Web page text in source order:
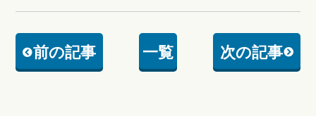
前の記事 一覧 次の記事